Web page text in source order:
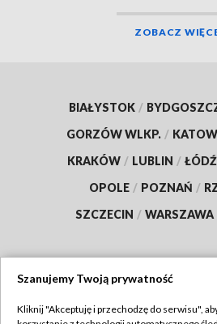
ZOBACZ
BIAŁYSTOK /
GORZÓW WLKP. /
KRAKÓW / LUBLIN / ŁÓDŹ
OPOLE / POZNAŃ /
SZCZECIN / WARSZAWA
Szanujemy Twoją prywatność
Kliknij "Akceptuję i przechodzę do serwisu",